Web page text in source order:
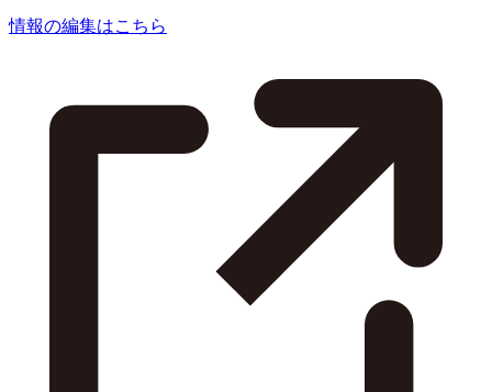
情報の編集はこちら